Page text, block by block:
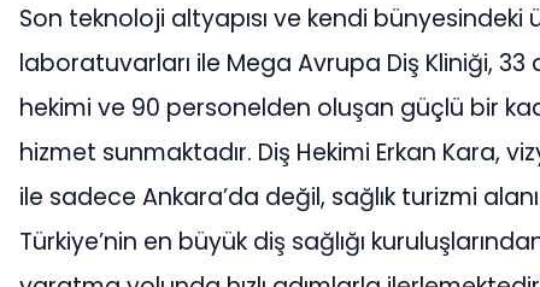
Son teknoloji altyapısı ve kendi bünyesindeki
laboratuvarları ile Mega Avrupa Diş Kliniği, 33
hekimi ve 90 personelden oluşan güçlü bir
hizmet sunmaktadır. Diş Hekimi Erkan Kara,
ile sadece Ankara’da değil, sağlık turizmi
Türkiye’nin en büyük diş sağlığı